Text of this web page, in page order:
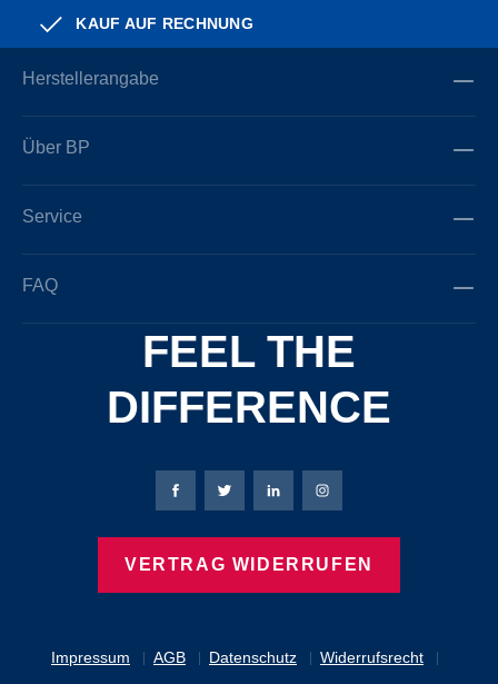
KAUF AUF RECHNUNG
Herstellerangabe
Über BP
Service
FAQ
FEEL THE
DIFFERENCE
Impressum AGB Datenschutz Widerrufsrecht
Bierbaum-Proenen Facebook-Seite
Bierbaum-Proenen Twitter Seite
Bierbaum-Proenen LinkedIn
Bierbaum-Proenen
VERTRAG WIDERRUFEN